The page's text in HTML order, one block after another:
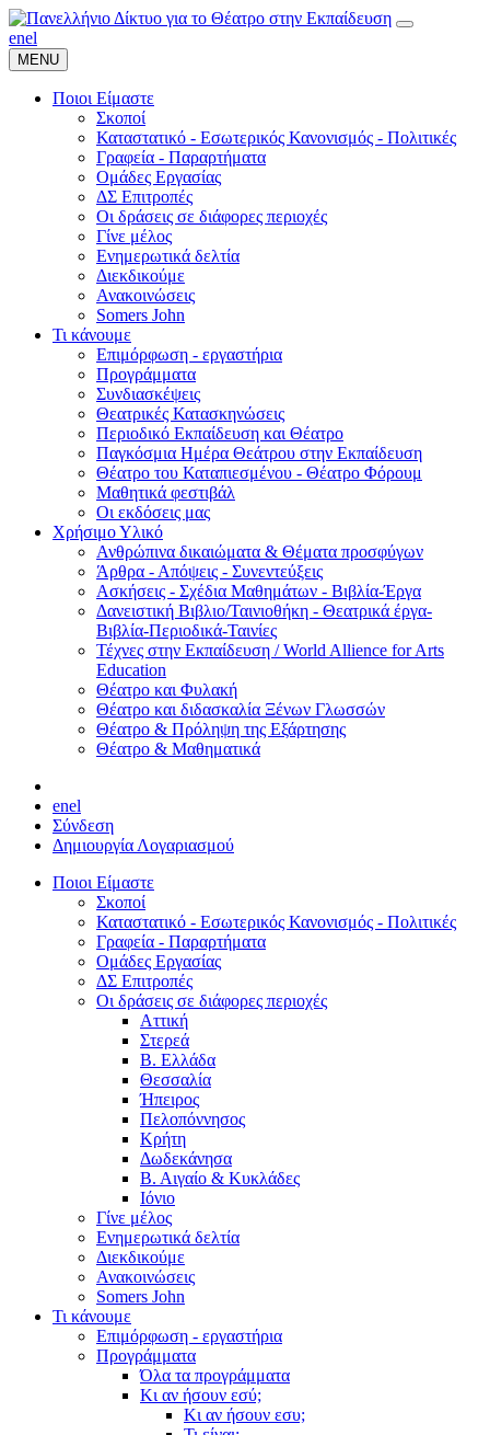
enel
MENU
Ποιοι Είμαστε
Σκοποί
Καταστατικό - Εσωτερικός Κανονισμός - Πολιτικές
Γραφεία - Παραρτήματα
Ομάδες Εργασίας
ΔΣ Επιτροπές
Οι δράσεις σε διάφορες περιοχές
Γίνε μέλος
Ενημερωτικά δελτία
Διεκδικούμε
Ανακοινώσεις
Somers John
Τι κάνουμε
Επιμόρφωση - εργαστήρια
Προγράμματα
Συνδιασκέψεις
Θεατρικές Κατασκηνώσεις
Περιοδικό Εκπαίδευση και Θέατρο
Παγκόσμια Ημέρα Θεάτρου στην Εκπαίδευση
Θέατρο του Καταπιεσμένου - Θέατρο Φόρουμ
Μαθητικά φεστιβάλ
Οι εκδόσεις μας
Χρήσιμο Υλικό
Ανθρώπινα δικαιώματα & Θέματα προσφύγων
Άρθρα - Απόψεις - Συνεντεύξεις
Ασκήσεις - Σχέδια Μαθημάτων - Βιβλία-Έργα
Δανειστική Βιβλιο/Ταινιοθήκη - Θεατρικά έργα-
Βιβλία-Περιοδικά-Ταινίες
Τέχνες στην Εκπαίδευση / World Allience for Arts
Education
Θέατρο και Φυλακή
Θέατρο και διδασκαλία Ξένων Γλωσσών
Θέατρο & Πρόληψη της Εξάρτησης
Θέατρο & Μαθηματικά
enel
Σύνδεση
Δημιουργία Λογαριασμού
Ποιοι Είμαστε
Σκοποί
Καταστατικό - Εσωτερικός Κανονισμός - Πολιτικές
Γραφεία - Παραρτήματα
Ομάδες Εργασίας
ΔΣ Επιτροπές
Οι δράσεις σε διάφορες περιοχές
Αττική
Στερεά
Β. Ελλάδα
Θεσσαλία
Ήπειρος
Πελοπόννησος
Κρήτη
Δωδεκάνησα
Β. Αιγαίο & Κυκλάδες
Ιόνιο
Γίνε μέλος
Ενημερωτικά δελτία
Διεκδικούμε
Ανακοινώσεις
Somers John
Τι κάνουμε
Επιμόρφωση - εργαστήρια
Προγράμματα
Όλα τα προγράμματα
Κι αν ήσουν εσύ;
Κι αν ήσουν εσυ;